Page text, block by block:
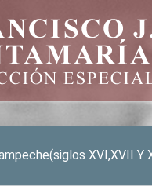
XVI,XVII Y